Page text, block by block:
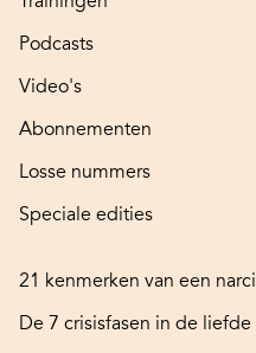
Podcasts
Video's
Abonnementen
Losse nummers
Speciale edities
21 kenmerken van een
De 7 crisisfasen in de liefde